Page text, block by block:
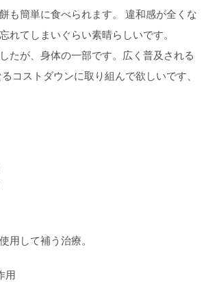
も簡単に食べられます。 違和感が全くな
れてしまいぐらい素晴らしいです。
たが、身体の一部です。広く普及される
コストダウンに取り組んで欲しいです、
用して補う治療。
用